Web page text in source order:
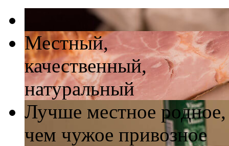
Местный,
качественный,
натуральный
Лучше местное родное,
чем чужое привозное